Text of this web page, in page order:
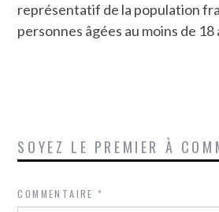
représentatif de la population
personnes âgées au moins de 18
SOYEZ LE PREMIER À
COMMENTAIRE*